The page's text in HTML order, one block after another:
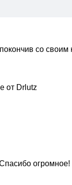
со
от Drlutz
огромное!